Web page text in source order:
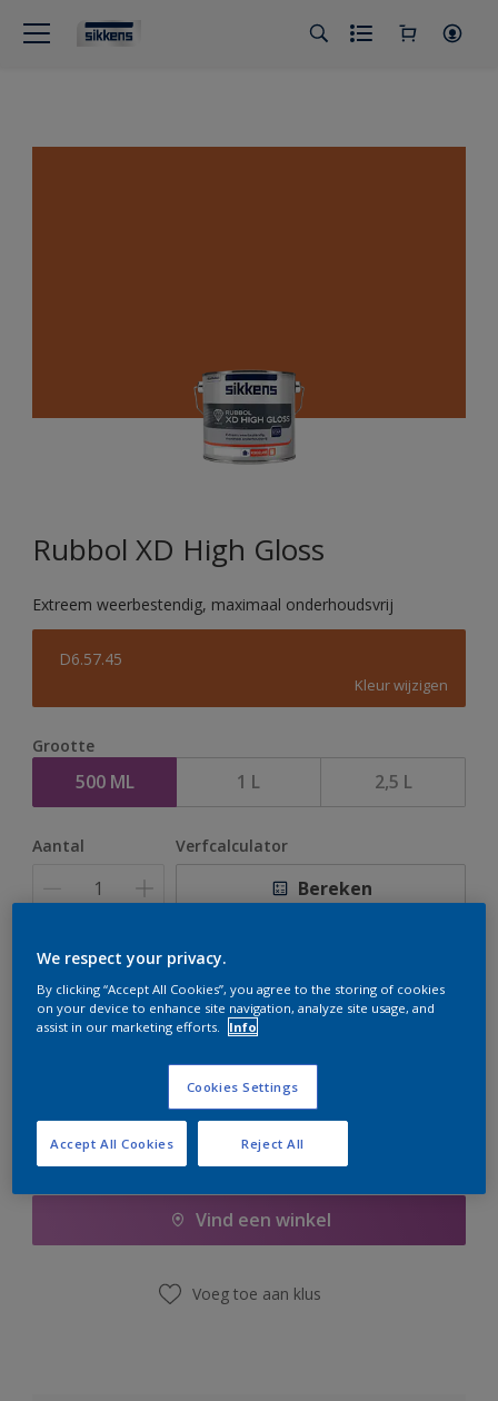
Rubbol XD High Gloss
Extreem weerbestendig, maximaal onderhoudsvrij
D6.57.45
Kleur wijzigen
Grootte
500 ML 1 L 2,5 L
Aantal Verfcalculator
Bereken
Op dit moment is het niet mogelijk dit product online
te bestellen. Houd de website in de gaten, we werken
er hard aan om de voorraad aan te vullen.
Boodschappenlijst
Vind een winkel
Voeg toe aan klus
We respect your privacy.
By clicking “Accept All Cookies”, you agree to the storing of cookies
on your device to enhance site navigation, analyze site usage, and
assist in our marketing efforts.
Info
Cookies Settings
Reject All
Accept All Cookies